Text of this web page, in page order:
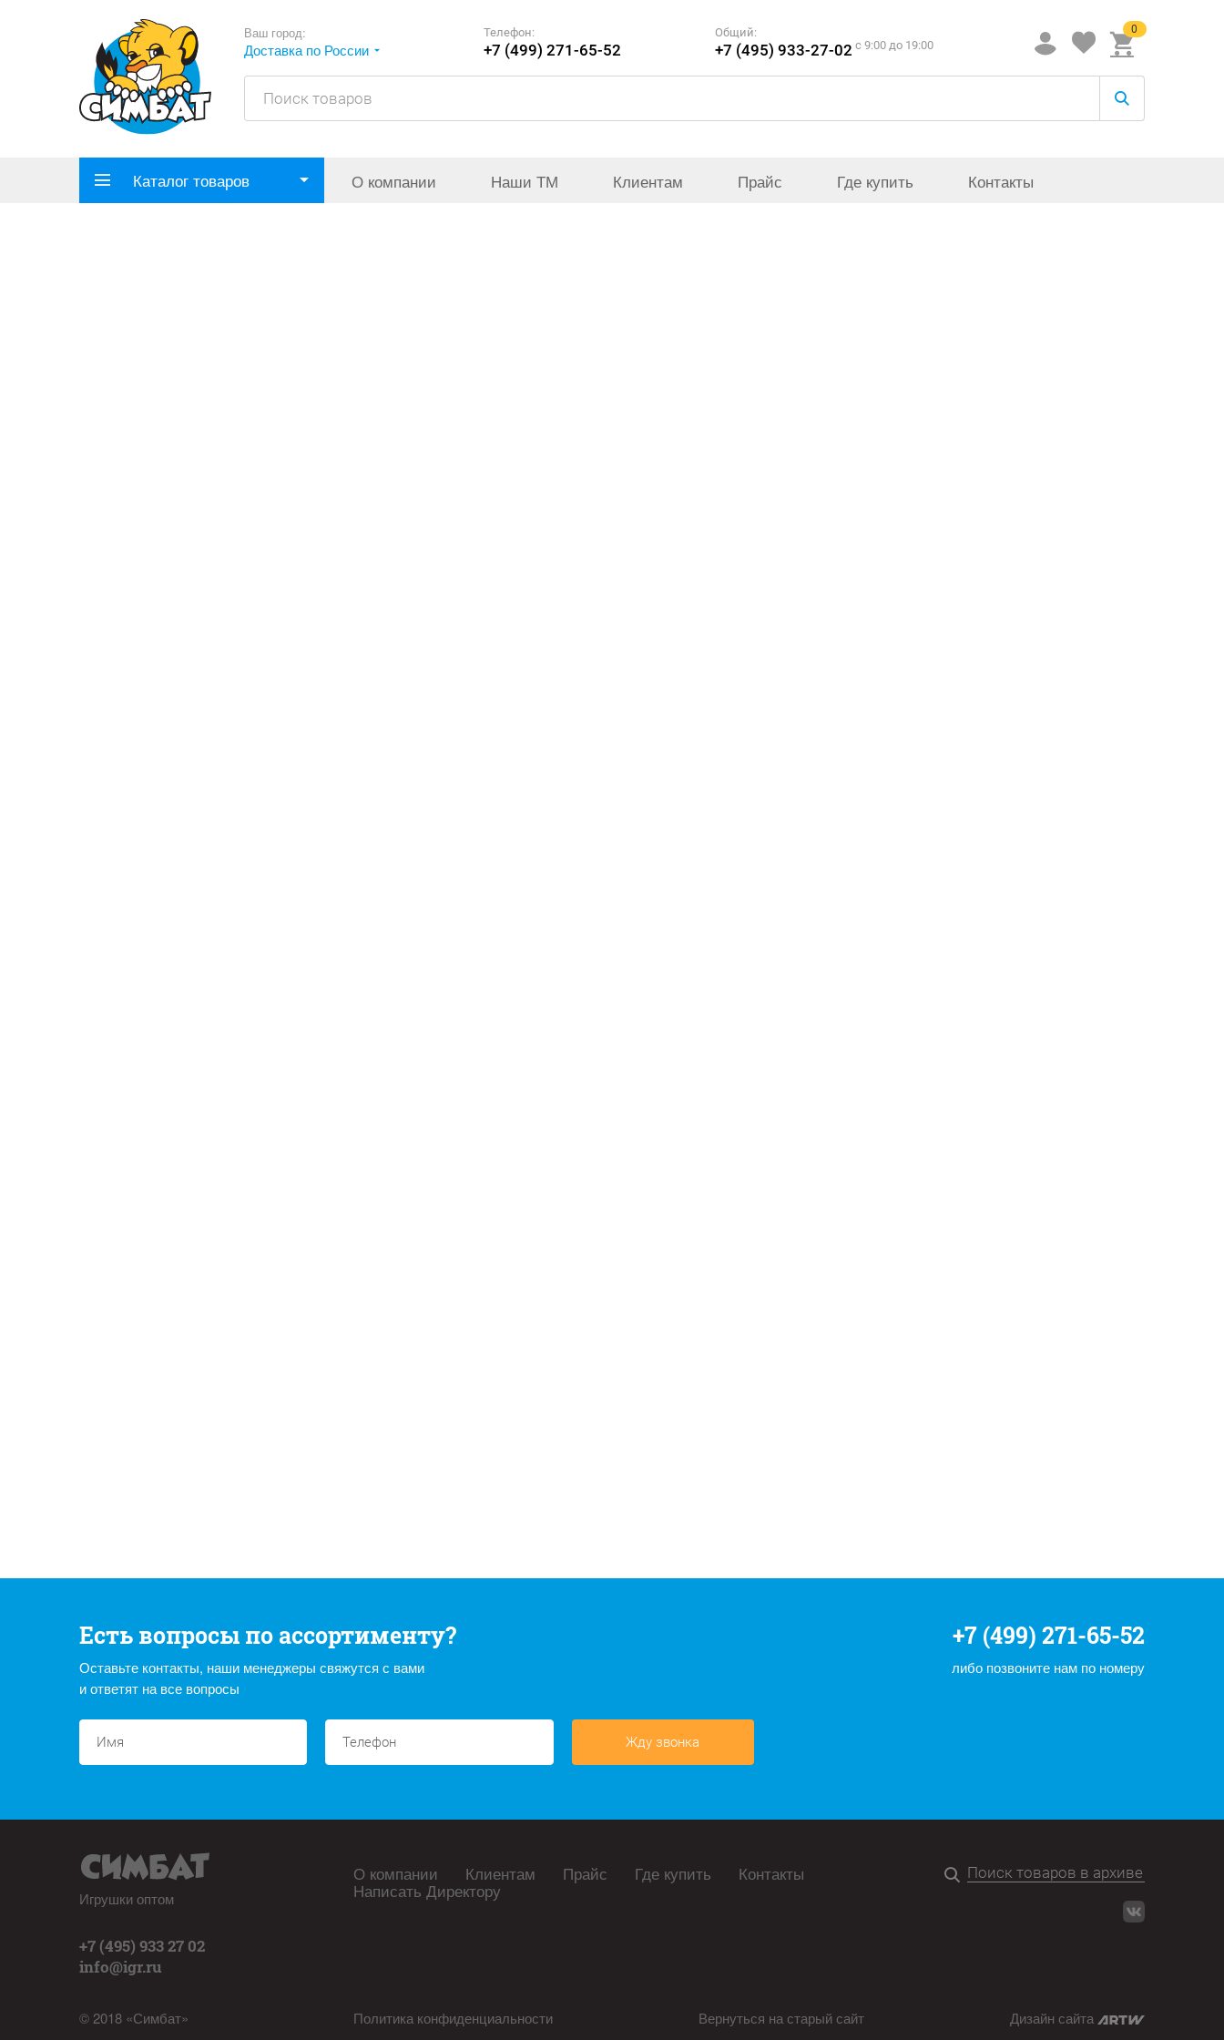
Ваш город:
Доставка по России
Телефон:
+7 (499) 271-65-52
Общий:
+7 (495) 933-27-02 c 9:00 до 19:00
0
Каталог товаров О компании Наши ТМ Клиентам Прайс Где купить Контакты
Есть вопросы по ассортименту?
Оставьте контакты, наши менеджеры свяжутся с вами
и ответят на все вопросы
+7 (499) 271-65-52
либо позвоните нам по номеру
Жду звонка
Игрушки оптом
+7 (495) 933 27 02
info@igr.ru
© 2018 «Симбат»
О компании Клиентам Прайс Где купить Контакты
Написать Директору
Политика конфиденциальности Вернуться на старый сайт Дизайн сайта